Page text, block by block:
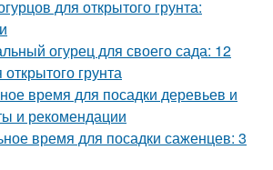
для открытого грунта:
огурец для своего сада: 12
грунта
время для посадки деревьев и
и рекомендации
время для посадки саженцев: 3